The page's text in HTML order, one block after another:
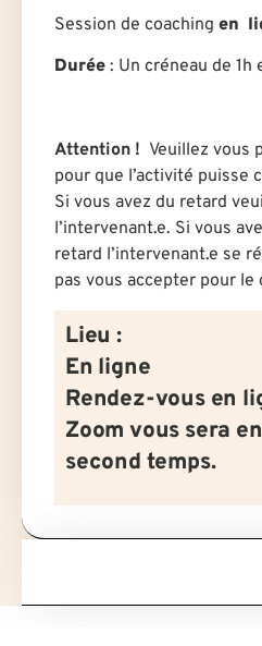
Session de coaching en
Durée : Un créneau de 1h
Attention ! Veuillez vous
pour que l’activité puisse
Si vous avez du retard
l’intervenant.e. Si vous
retard l’intervenant.e se
pas vous accepter pour le
Lieu :
En ligne
Rendez-vous en
Zoom vous sera
second temps.